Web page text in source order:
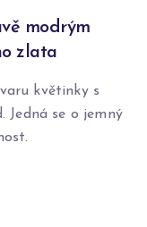
modrým
zlata
květinky s
Jedná se o jemný